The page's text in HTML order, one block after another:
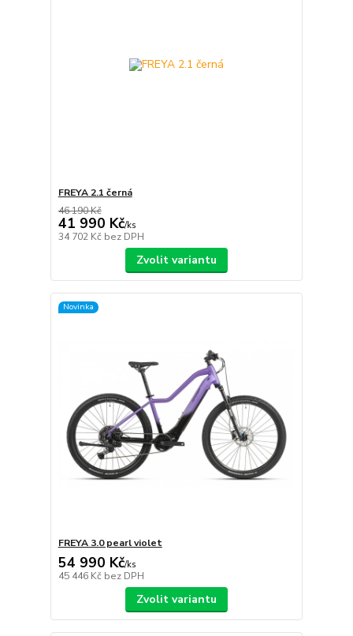
FREYA 2.1 černá
46 190 Kč
41 990 Kč/ks
34 702 Kč bez DPH
Zvolit variantu
Novinka
FREYA 3.0 pearl violet
54 990 Kč/ks
45 446 Kč bez DPH
Zvolit variantu